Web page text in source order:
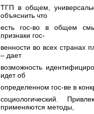
ТГП в общем,
объяснить что
есть гос-во в общем
признаки гос-
венности во всех странах
– дает
возможность
идет об
определенном гос-ве в
социологический.
применяются методы,